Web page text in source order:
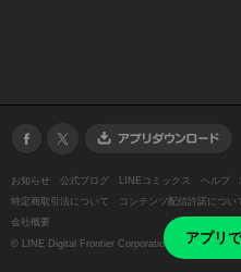
アプリ
お知らせ 公式ブログ LINEコミックス ヘルプ
特定商取引法について
コンテンツ配信許諾につい
会社概要
© LINE Digital Frontier Corporation